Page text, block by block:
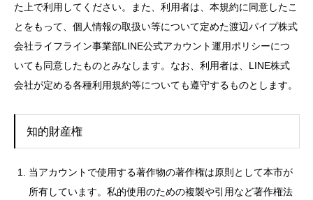
た上で利用してください。また、利用者は、本規約に同意したこ
とをもって、個人情報の取扱い等について定めた渡辺パイプ株式
会社ライフライン事業部LINE公式アカウント運用ポリシーにつ
いても同意したものとみなします。なお、利用者は、LINE株式
会社が定める各種利用規約等についても遵守するものとします。
知的財産権
当アカウントで使用する著作物の著作権は原則として本市が
所有しています。私的使用のための複製や引用など著作権法